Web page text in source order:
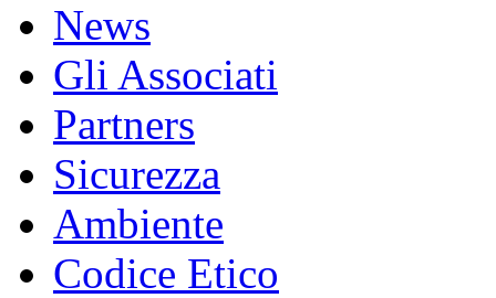
News
Gli Associati
Partners
Sicurezza
Ambiente
Codice Etico